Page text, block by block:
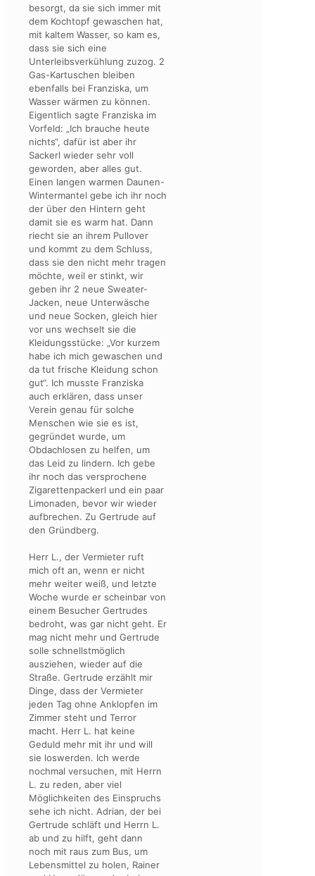
besorgt, da sie sich immer mit
dem Kochtopf gewaschen hat,
mit kaltem Wasser, so kam es,
dass sie sich eine
Unterleibsverkühlung zuzog. 2
Gas-Kartuschen bleiben
ebenfalls bei Franziska, um
Wasser wärmen zu können.
Eigentlich sagte Franziska im
Vorfeld: „Ich brauche heute
nichts“, dafür ist aber ihr
Sackerl wieder sehr voll
geworden, aber alles gut.
Einen langen warmen Daunen-
Wintermantel gebe ich ihr noch
der über den Hintern geht
damit sie es warm hat. Dann
riecht sie an ihrem Pullover
und kommt zu dem Schluss,
dass sie den nicht mehr tragen
möchte, weil er stinkt, wir
geben ihr 2 neue Sweater-
Jacken, neue Unterwäsche
und neue Socken, gleich hier
vor uns wechselt sie die
Kleidungsstücke: „Vor kurzem
habe ich mich gewaschen und
da tut frische Kleidung schon
gut“. Ich musste Franziska
auch erklären, dass unser
Verein genau für solche
Menschen wie sie es ist,
gegründet wurde, um
Obdachlosen zu helfen, um
das Leid zu lindern. Ich gebe
ihr noch das versprochene
Zigarettenpackerl und ein paar
Limonaden, bevor wir wieder
aufbrechen. Zu Gertrude auf
den Gründberg.
Herr L., der Vermieter ruft
mich oft an, wenn er nicht
mehr weiter weiß, und letzte
Woche wurde er scheinbar von
einem Besucher Gertrudes
bedroht, was gar nicht geht. Er
mag nicht mehr und Gertrude
solle schnellstmöglich
ausziehen, wieder auf die
Straße. Gertrude erzählt mir
Dinge, dass der Vermieter
jeden Tag ohne Anklopfen im
Zimmer steht und Terror
macht. Herr L. hat keine
Geduld mehr mit ihr und will
sie loswerden. Ich werde
nochmal versuchen, mit Herrn
L. zu reden, aber viel
Möglichkeiten des Einspruchs
sehe ich nicht. Adrian, der bei
Gertrude schläft und Herrn L.
ab und zu hilft, geht dann
noch mit raus zum Bus, um
Lebensmittel zu holen, Rainer